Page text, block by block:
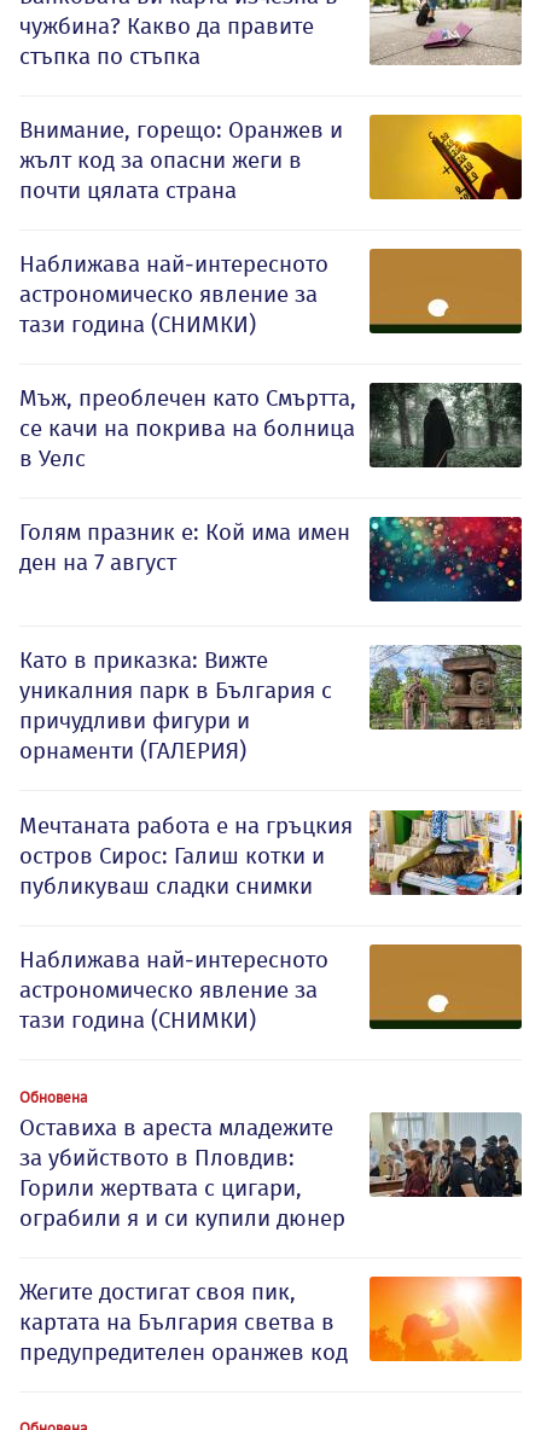
чужбина? Какво да правите
стъпка по стъпка
Внимание, горещо: Оранжев и
жълт код за опасни жеги в
почти цялата страна
Наближава най-интересното
астрономическо явление за
тази година (СНИМКИ)
Мъж, преоблечен като Смъртта,
се качи на покрива на болница
в Уелс
Голям празник е: Кой има имен
ден на 7 август
Като в приказка: Вижте
уникалния парк в България с
причудливи фигури и
орнаменти (ГАЛЕРИЯ)
Мечтаната работа е на гръцкия
остров Сирос: Галиш котки и
публикуваш сладки снимки
Наближава най-интересното
астрономическо явление за
тази година (СНИМКИ)
Обновена
Оставиха в ареста младежите
за убийството в Пловдив:
Горили жертвата с цигари,
ограбили я и си купили дюнер
Жегите достигат своя пик,
картата на България светва в
предупредителен оранжев код